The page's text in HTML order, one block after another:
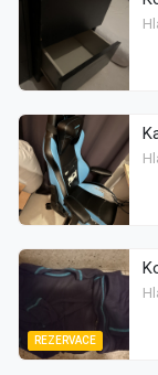
REZERVACE